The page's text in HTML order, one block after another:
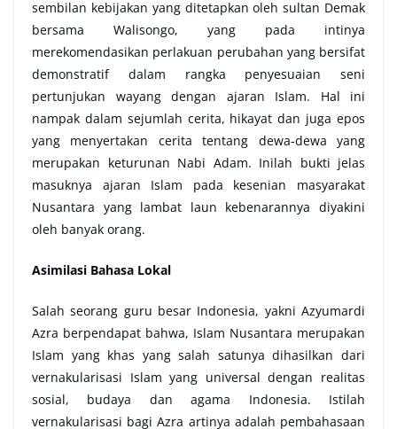
sembilan kebijakan yang ditetapkan oleh sultan Demak
bersama Walisongo, yang pada intinya
merekomendasikan perlakuan perubahan yang bersifat
demonstratif dalam rangka penyesuaian seni
pertunjukan wayang dengan ajaran Islam. Hal ini
nampak dalam sejumlah cerita, hikayat dan juga epos
yang menyertakan cerita tentang dewa-dewa yang
merupakan keturunan Nabi Adam. Inilah bukti jelas
masuknya ajaran Islam pada kesenian masyarakat
Nusantara yang lambat laun kebenarannya diyakini
oleh banyak orang.
Asimilasi Bahasa Lokal
Salah seorang guru besar Indonesia, yakni Azyumardi
Azra berpendapat bahwa, Islam Nusantara merupakan
Islam yang khas yang salah satunya dihasilkan dari
vernakularisasi Islam yang universal dengan realitas
sosial, budaya dan agama Indonesia. Istilah
vernakularisasi bagi Azra artinya adalah pembahasaan